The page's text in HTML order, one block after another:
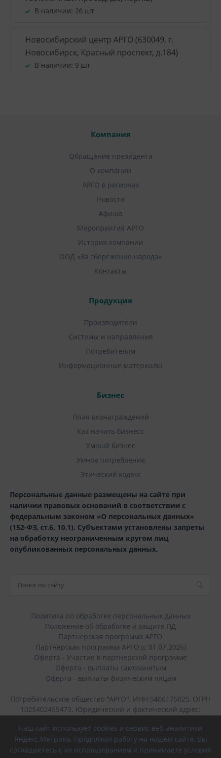
В наличии: 26 шт
Новосибирский центр АРГО (630049, г.
Новосибирск, Красный проспект, д.184)
В наличии: 9 шт
Компания
Обращение президента
О компании
АРГО в регионах
Новости
Афиша
Мероприятия АРГО
История компании
ООД «За сбережение народа»
Контакты
Продукция
Производители
Системы и направления
Потребителям
Информационные материалы
Бизнес
План вознаграждений
Как начать бизнесс
Умный бизнес
Умное потребление
Этический кодекс
Персональные данные размещены на сайте при
наличии правовых оснований в соответствии с
федеральным законом «О персональных данных»
(152-ФЗ, ст.6, 10.1). Субъектами установлены запреты
на обработку неограниченным кругом лиц
опубликованных персональных данных.
Политика по обработке персональных данных
Положение об обработке и защите ПД
Партнерская программа АРГО
Партнерская программа АРГО (с 01.07.2026)
Оферта - Участие в партнерской программе
Оферта - выплаты самозанятым
Оферта - выплаты физическим лицам
Потребительское общество "АРГО", ИНН 5406175025, ОГРН
1025402455473. Юридический и фактический адрес:
+7 (383) 236-40-45
Наш сайт использует cookies и сервис веб-аналитики
Яндекс.Метрика. Продолжая работу на нашем сайте, Вы
соглашаетесь с их использованием и принимаете условия